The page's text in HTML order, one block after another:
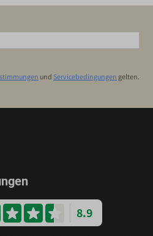
und Servicebedingungen gelten.
8.9